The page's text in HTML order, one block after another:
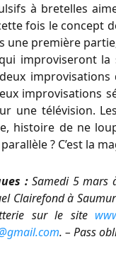
à bretelles
fois le concept
une première
improviseront
improvisations
une télévision.
histoire de ne
? C’est la
:Samedi 5 mars
Clairefond à
sur le site
. – Pass